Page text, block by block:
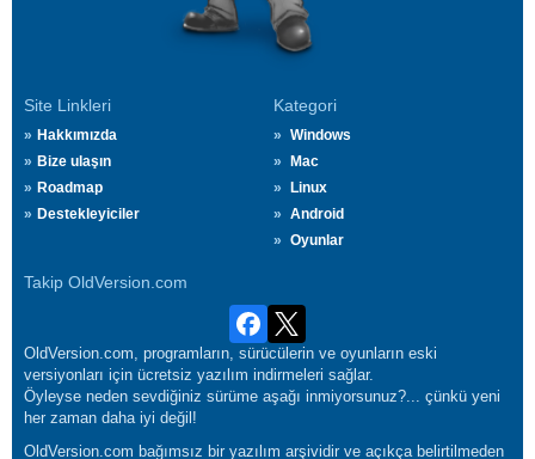
Site Linkleri
Hakkımızda
Bize ulaşın
Roadmap
Destekleyiciler
Kategori
Windows
Mac
Linux
Android
Oyunlar
Takip OldVersion.com
OldVersion.com, programların, sürücülerin ve oyunların eski
versiyonları için ücretsiz yazılım indirmeleri sağlar.
Öyleyse neden sevdiğiniz sürüme aşağı inmiyorsunuz?... çünkü yeni
her zaman daha iyi değil!
OldVersion.com bağımsız bir yazılım arşividir ve açıkça belirtilmeden